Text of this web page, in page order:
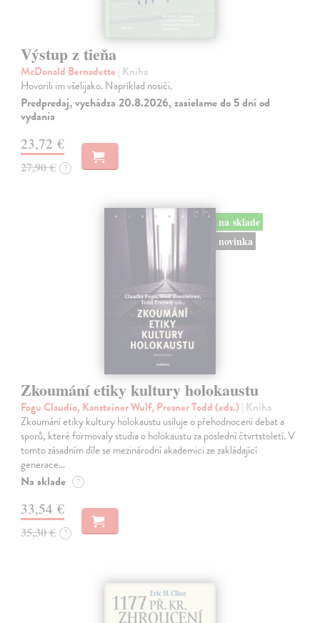
Výstup z tieňa
McDonald Bernadette | Kniha
Hovorili im všelijako. Napríklad nosiči.
Predpredaj, vychádza 20.8.2026, zasielame do 5 dní od
vydania
23,72 €
27,90 € ?
na sklade
novinka
Zkoumání etiky kultury holokaustu
Fogu Claudio, Kansteiner Wulf, Presner Todd (eds.)| Kniha
Zkoumání etiky kultury holokaustu usiluje o přehodnocení debat a
sporů, které formovaly studia o holokaustu za poslední čtvrtstoletí. V
tomto zásadním díle se mezinárodní akademici ze zakládající
generace…
Na sklade ?
33,54 €
35,30 € ?